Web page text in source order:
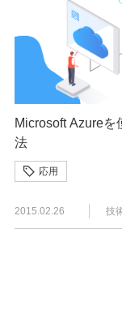
Microsoft Azure
法
応用
2015.02.26 技